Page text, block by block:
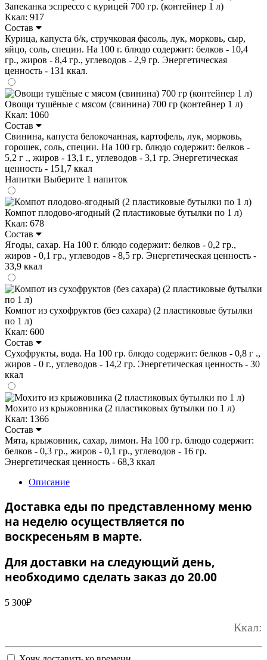
Запеканка эспрессо с курицей 700 гр. (контейнер 1 л)
Ккал: 917
Состав
Курица, капуста б/к, стручковая фасоль, лук, морковь, сыр,
яйцо, соль, специи. На 100 г. блюдо содержит: белков - 10,4
гр., жиров - 8,4 гр., углеводов - 2,9 гр. Энергетическая
ценность - 131 ккал.
Овощи тушёные с мясом (свинина) 700 гр (контейнер 1 л)
Ккал: 1060
Состав
Свинина, капуста белокочанная, картофель, лук, морковь,
горошек, соль, специи. На 100 гр. блюдо содержит: белков -
5,2 г ., жиров - 13,1 г., углеводов - 3,1 гр. Энергетическая
ценность - 151,7 ккал
Напитки Выберите 1 напиток
Компот плодово-ягодный (2 пластиковые бутылки по 1 л)
Ккал: 678
Состав
Ягоды, сахар. На 100 г. блюдо содержит: белков - 0,2 гр.,
жиров - 0,1 гр., углеводов - 8,5 гр. Энергетическая ценность -
33,9 ккал
Компот из сухофруктов (без сахара) (2 пластиковые бутылки
по 1 л)
Ккал: 600
Состав
Сухофрукты, вода. На 100 гр. блюдо содержит: белков - 0,8 г .,
жиров - 0 г., углеводов - 14,2 гр. Энергетическая ценность - 30
ккал
Мохито из крыжовника (2 пластиковых бутылки по 1 л)
Ккал: 1366
Состав
Мята, крыжовник, сахар, лимон. На 100 гр. блюдо содержит:
белков - 0,3 гр., жиров - 0,1 гр., углеводов - 16 гр.
Энергетическая ценность - 68,3 ккал
Описание
Доставка еды по представленному меню
на неделю осуществляется по
воскресеньям в марте.
Для доставки на следующий день,
необходимо сделать заказ до 20.00
5 300₽
Ккал: